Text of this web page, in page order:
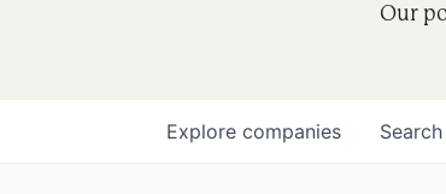
Our
Search
Explore companies